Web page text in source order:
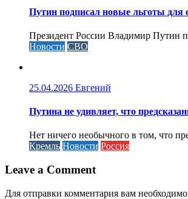
Путин подписал новые льготы для
Президент России Владимир Путин
Новости СВО
25.04.2026 Евгений
Путина не удивляет, что
Нет ничего необычного в том, что
Кремль Новости Россия
Leave a Comment
Для отправки комментария вам необходимо